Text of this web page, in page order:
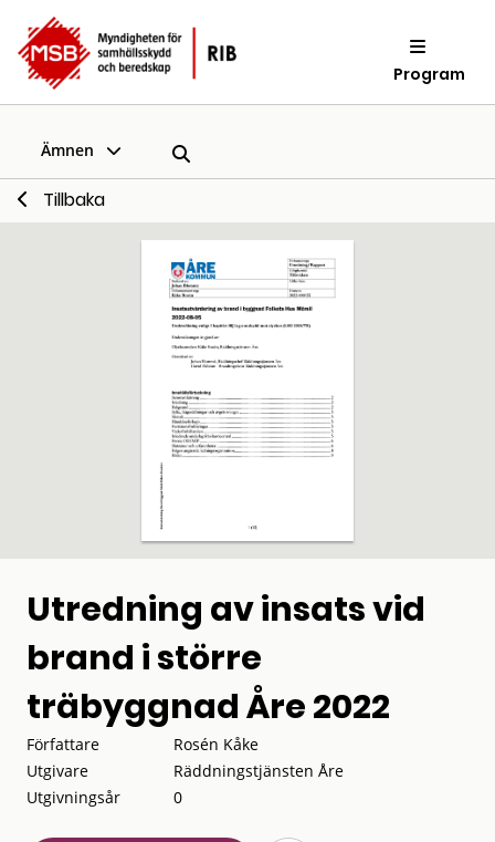
Program
Ämnen
Tillbaka
Utredning av insats vid
brand i större
träbyggnad Åre 2022
Författare
Rosén Kåke
Utgivare
Räddningstjänsten Åre
Utgivningsår
0